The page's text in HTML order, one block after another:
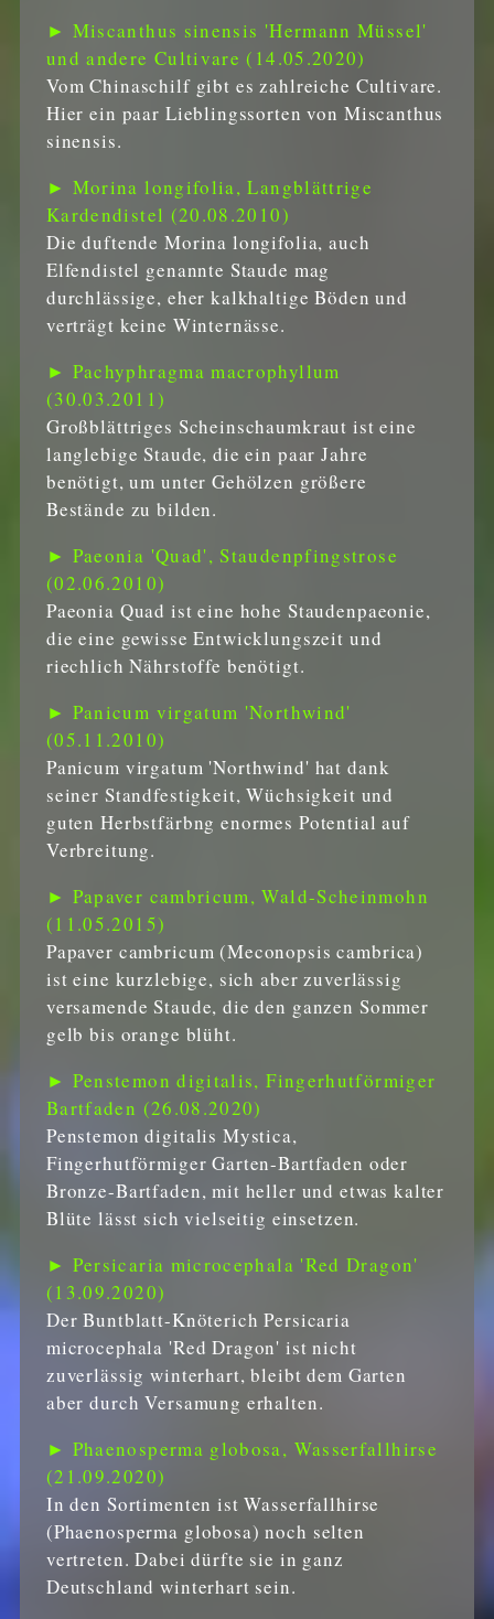
► Miscanthus sinensis 'Hermann Müssel'
und andere Cultivare (14.05.2020)
Vom Chinaschilf gibt es zahlreiche Cultivare.
Hier ein paar Lieblingssorten von Miscanthus
sinensis.
► Morina longifolia, Langblättrige
Kardendistel (20.08.2010)
Die duftende Morina longifolia, auch
Elfendistel genannte Staude mag
durchlässige, eher kalkhaltige Böden und
verträgt keine Winternässe.
► Pachyphragma macrophyllum
(30.03.2011)
Großblättriges Scheinschaumkraut ist eine
langlebige Staude, die ein paar Jahre
benötigt, um unter Gehölzen größere
Bestände zu bilden.
► Paeonia 'Quad', Staudenpfingstrose
(02.06.2010)
Paeonia Quad ist eine hohe Staudenpaeonie,
die eine gewisse Entwicklungszeit und
riechlich Nährstoffe benötigt.
► Panicum virgatum 'Northwind'
(05.11.2010)
Panicum virgatum 'Northwind' hat dank
seiner Standfestigkeit, Wüchsigkeit und
guten Herbstfärbng enormes Potential auf
Verbreitung.
► Papaver cambricum, Wald-Scheinmohn
(11.05.2015)
Papaver cambricum (Meconopsis cambrica)
ist eine kurzlebige, sich aber zuverlässig
versamende Staude, die den ganzen Sommer
gelb bis orange blüht.
► Penstemon digitalis, Fingerhutförmiger
Bartfaden (26.08.2020)
Penstemon digitalis Mystica,
Fingerhutförmiger Garten-Bartfaden oder
Bronze-Bartfaden, mit heller und etwas kalter
Blüte lässt sich vielseitig einsetzen.
► Persicaria microcephala 'Red Dragon'
(13.09.2020)
Der Buntblatt-Knöterich Persicaria
microcephala 'Red Dragon' ist nicht
zuverlässig winterhart, bleibt dem Garten
aber durch Versamung erhalten.
► Phaenosperma globosa, Wasserfallhirse
(21.09.2020)
In den Sortimenten ist Wasserfallhirse
(Phaenosperma globosa) noch selten
vertreten. Dabei dürfte sie in ganz
Deutschland winterhart sein.